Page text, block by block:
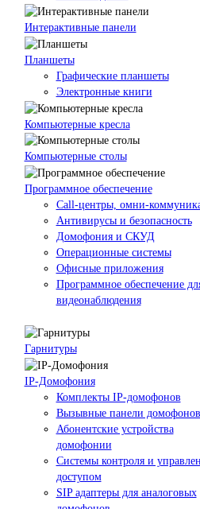
Интерактивные панели
Планшеты
Графические планшеты
Электронные книги
Компьютерные кресла
Компьютерные столы
Программное обеспечение
Call-центры, омни-
Антивирусы и безопасность
Домофония и СКУД
Операционные системы
Офисные приложения
Программное обеспечение
видеонаблюдения
Гарнитуры
IP-Домофония
Комплекты IP-домофонов
Вызывные панели домофонов
Абонентские устройства
домофонии
Системы контроля и
доступом
SIP адаптеры для аналоговых